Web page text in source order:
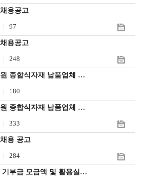
용공고
97
용공고
248
2026년 계명원 종합식자재 납품업체 선정 결과 공고
180
2026년 계명원 종합식자재 납품업체 선정 입찰 공고
333
용 공고
284
2025년 연간 기부금 모금액 및 활용실적 명세서 공지